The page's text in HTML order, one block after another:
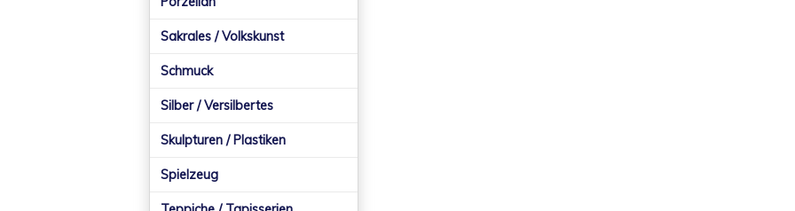
Sakrales / Volkskunst
Schmuck
Silber / Versilbertes
Skulpturen / Plastiken
Spielzeug